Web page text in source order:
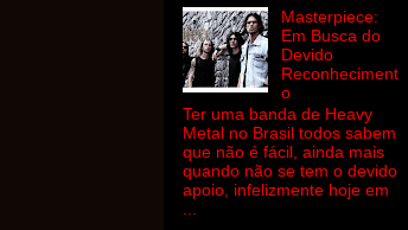
Masterpiece:
Em Busca do
Devido
Reconheciment
o
Ter uma banda de Heavy
Metal no Brasil todos sabem
que não é fácil, ainda mais
quando não se tem o devido
apoio, infelizmente hoje em
...